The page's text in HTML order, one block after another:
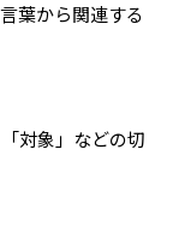
葉から関連する
対象」などの切